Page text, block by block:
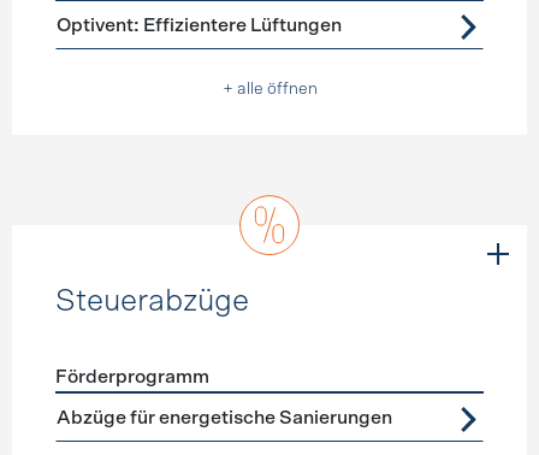
Förderprogramme Lüftung
Optivent: Effizientere Lüftungen
+ alle öffnen
Steuerabzüge
Förderprogramme Steuerabzüge
Förderprogramm
Abzüge für energetische Sanierungen